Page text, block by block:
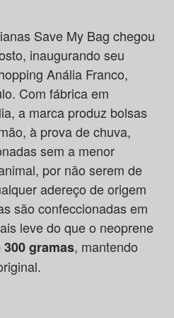
Save My Bag chegou
inaugurando seu
Anália Franco,
Com fábrica em
a marca produz bolsas
à prova de chuva,
sem a menor
por não serem de
adereço de origem
são confeccionadas em
leve do que o neoprene
gramas, mantendo